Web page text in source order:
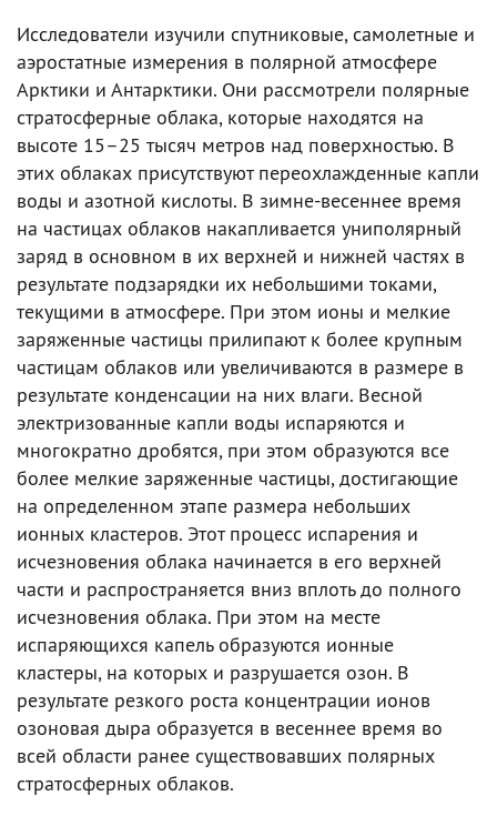
Исследователи изучили спутниковые, самолетные и
аэростатные измерения в полярной атмосфере
Арктики и Антарктики. Они рассмотрели полярные
стратосферные облака, которые находятся на
высоте 15–25 тысяч метров над поверхностью. В
этих облаках присутствуют переохлажденные капли
воды и азотной кислоты. В зимне-весеннее время
на частицах облаков накапливается униполярный
заряд в основном в их верхней и нижней частях в
результате подзарядки их небольшими токами,
текущими в атмосфере. При этом ионы и мелкие
заряженные частицы прилипают к более крупным
частицам облаков или увеличиваются в размере в
результате конденсации на них влаги. Весной
электризованные капли воды испаряются и
многократно дробятся, при этом образуются все
более мелкие заряженные частицы, достигающие
на определенном этапе размера небольших
ионных кластеров. Этот процесс испарения и
исчезновения облака начинается в его верхней
части и распространяется вниз вплоть до полного
исчезновения облака. При этом на месте
испаряющихся капель образуются ионные
кластеры, на которых и разрушается озон. В
результате резкого роста концентрации ионов
озоновая дыра образуется в весеннее время во
всей области ранее существовавших полярных
стратосферных облаков.